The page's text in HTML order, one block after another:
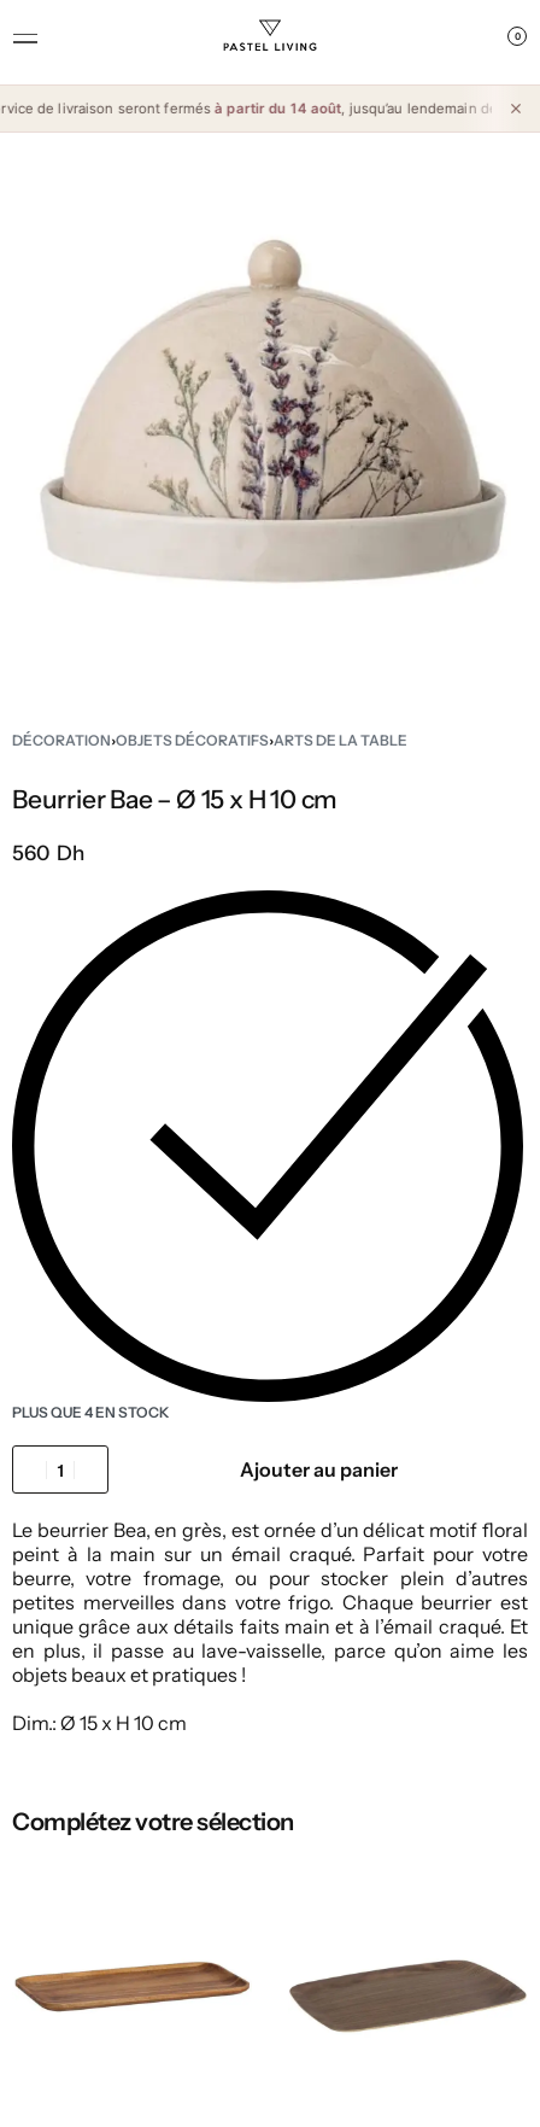
0
de livraison seront fermésà partir du 14 août, jusqu’au lendemain de l’ Aïd
DÉCORATION›OBJETS DÉCORATIFS›ARTS DE LA TABLE
Beurrier Bae – Ø 15 x H 10 cm
560 Dh
PLUS QUE 4 EN STOCK
Ajouter au panier
Le beurrier Bea, en grès, est ornée d’un délicat motif floral
peint à la main sur un émail craqué. Parfait pour votre
beurre, votre fromage, ou pour stocker plein d’autres
petites merveilles dans votre frigo. Chaque beurrier est
unique grâce aux détails faits main et à l’émail craqué. Et
en plus, il passe au lave-vaisselle, parce qu’on aime les
objets beaux et pratiques !
Dim.: Ø 15 x H 10 cm
Complétez votre sélection